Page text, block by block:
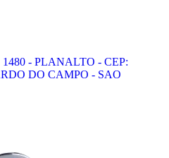
1480 - PLANALTO - CEP:
DO CAMPO - SAO